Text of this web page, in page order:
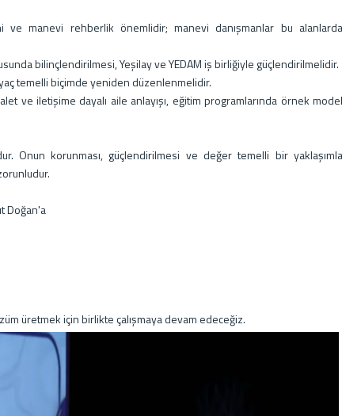
manevi rehberlik önemlidir; manevi danışmanlar bu alanlarda
bilinçlendirilmesi, Yeşilay ve YEDAM iş birliğiyle güçlendirilmelidir.
temelli biçimde yeniden düzenlenmelidir.
ve iletişime dayalı aile anlayışı, eğitim programlarında örnek model
Onun korunması, güçlendirilmesi ve değer temelli bir yaklaşımla
Doğan'a
üretmek için birlikte çalışmaya devam edeceğiz.